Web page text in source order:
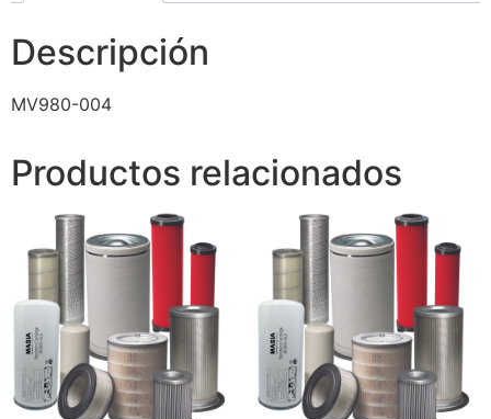
Descripción
MV980-004
Productos relacionados